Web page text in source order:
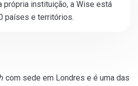
própria instituição, a Wise está
países e territórios.
com sede em Londres e é uma das